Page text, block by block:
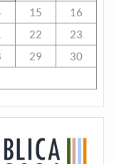
15
16
22
23
29
30